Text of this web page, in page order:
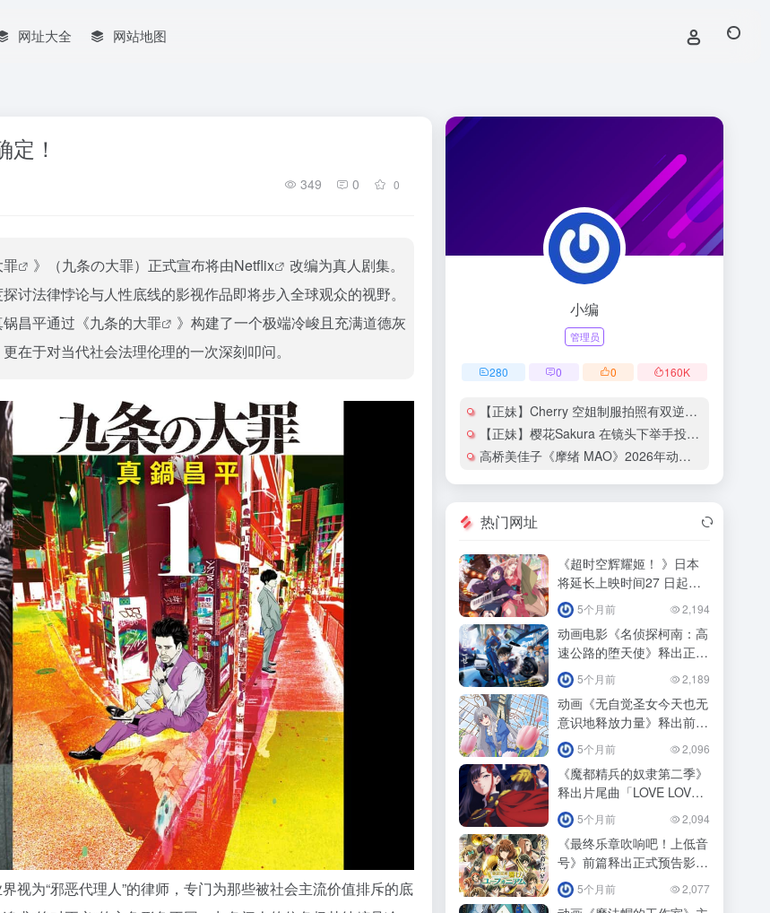
网址大全 网站地图
！
349 0 0
罪 》（九条の大罪）正式宣布将由Netflix
改编为真人剧集。
讨法律悖论与人性底线的影视作品即将步入全球观众的视野。
昌平通过《九条的大罪
》构建了一个极端冷峻且充满道德灰
在于对当代社会法理伦理的一次深刻叩问。
视为“邪恶代理人”的律师，专门为那些被社会主流价值排斥的底
小编
管理员
280 0 0 160K
【正妹】Cherry 空姐制服拍照有双逆天大长腿！
【正妹】樱花Sakura 在镜头下举手投足都散发热辣的魅力！
高桥美佳子《摩绪 MAO》2026年动画化确定！
热门网址
《超时空辉耀姬！ 》日本
将延长上映时间27 日起追
加「ray 超时空辉耀姬！
5个月前 2,194
动画电影《名侦探柯南：高
速公路的堕天使》释出正式
预告影！
5个月前 2,189
动画《无自觉圣女今天也无
意识地释放力量》释出前导
预告预定！
5个月前 2,096
《魔都精兵的奴隶第二季》
释出片尾曲「LOVE LOVE
ビーム」
5个月前 2,094
《最终乐章吹响吧！上低音
号》前篇释出正式预告影
片！ 5个月前 2,077